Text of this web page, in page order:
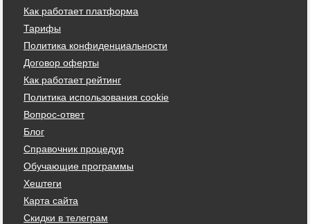
Как работает платформа
Тарифы
Политика конфиденциальности
Договор оферты
Как работает рейтинг
Политика использования cookie
Вопрос-ответ
Блог
Справочник процедур
Обучающие программы
Хештеги
Карта сайта
Скидки в телеграм